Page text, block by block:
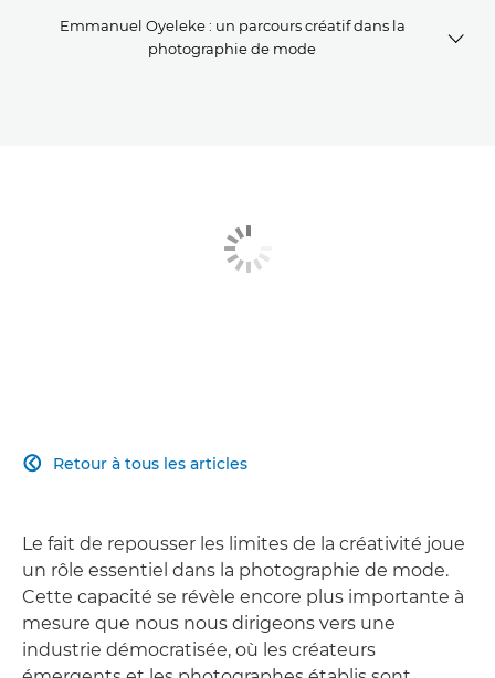
Emmanuel Oyeleke : un parcours créatif dans la
photographie de mode
Retour à tous les articles

Le fait de repousser les limites de la créativité joue
un rôle essentiel dans la photographie de mode.
Cette capacité se révèle encore plus importante à
mesure que nous nous dirigeons vers une
industrie démocratisée, où les créateurs